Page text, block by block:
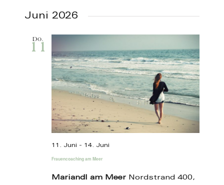
Juni 2026
Do.
11
Frauencoaching am Meer
11. Juni - 14. Juni
Mariandl am Meer Nordstrand 400,